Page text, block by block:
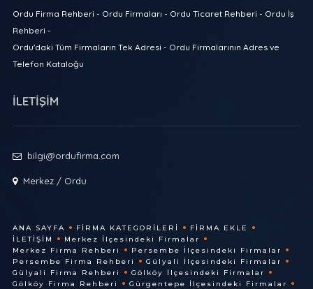
Ordu Firma Rehberi - Ordu Firmaları - Ordu Ticaret Rehberi - Ordu İş
Rehberi -
Ordu'daki Tüm Firmaların Tek Adresi - Ordu Firmalarının Adres ve
Telefon Kataloğu
İLETİŞİM
bilgi@ordufirma.com
Merkez / Ordu
ANA SAYFA FIRMA KATEGORILERI
FIRMA EKLE
İLETIŞIM
Merkez İlçesindeki Firmalar
Merkez Firma Rehberi
Persembe İlçesindeki Firmalar
Persembe Firma Rehberi
Gülyali İlçesindeki Firmalar
Gülyali Firma Rehberi
Gölköy İlçesindeki Firmalar
Gölköy Firma Rehberi
Gürgentepe İlçesindeki Firmalar